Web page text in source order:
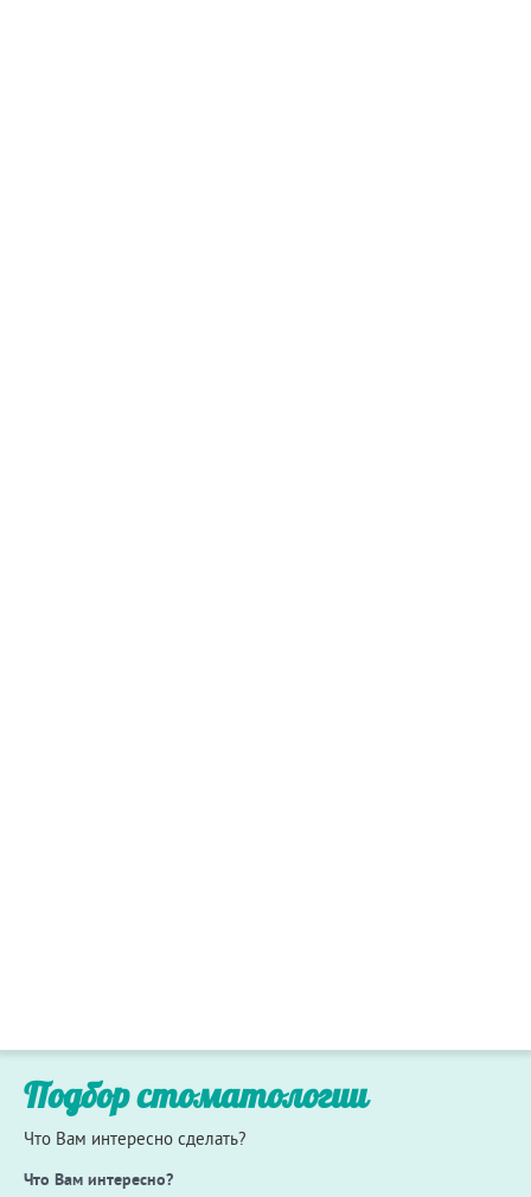
Подбор стоматологии
Что Вам интересно сделать?
Что Вам интересно?